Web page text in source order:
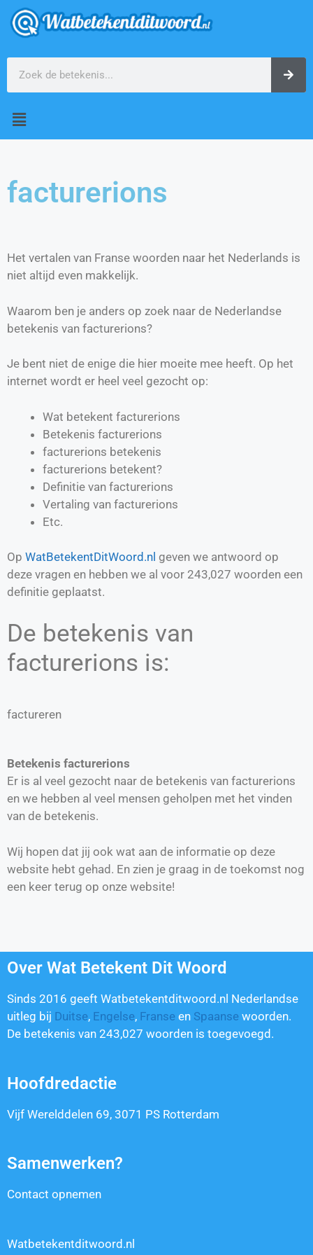
facturerions
Het vertalen van Franse woorden naar het Nederlands is
niet altijd even makkelijk.
Waarom ben je anders op zoek naar de Nederlandse
betekenis van facturerions?
Je bent niet de enige die hier moeite mee heeft. Op het
internet wordt er heel veel gezocht op:
Wat betekent facturerions
Betekenis facturerions
facturerions betekenis
facturerions betekent?
Definitie van facturerions
Vertaling van facturerions
Etc.
Op WatBetekentDitWoord.nl geven we antwoord op
deze vragen en hebben we al voor 243,027 woorden een
definitie geplaatst.
De betekenis van
facturerions is:
factureren
Betekenis facturerions
Er is al veel gezocht naar de betekenis van facturerions
en we hebben al veel mensen geholpen met het vinden
van de betekenis.
Wij hopen dat jij ook wat aan de informatie op deze
website hebt gehad. En zien je graag in de toekomst nog
een keer terug op onze website!
Over Wat Betekent Dit Woord
Sinds 2016 geeft Watbetekentditwoord.nl Nederlandse
uitleg bij Duitse, Engelse, Franse en Spaanse woorden.
De betekenis van 243,027 woorden is toegevoegd.
Hoofdredactie
Vijf Werelddelen 69, 3071 PS Rotterdam
Samenwerken?
Contact opnemen
Watbetekentditwoord.nl